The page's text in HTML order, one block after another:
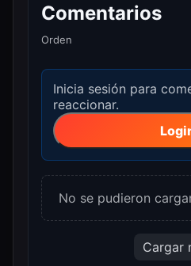
Comentarios
Orden
Inicia sesión para
reaccionar.
No se pudieron
Cargar